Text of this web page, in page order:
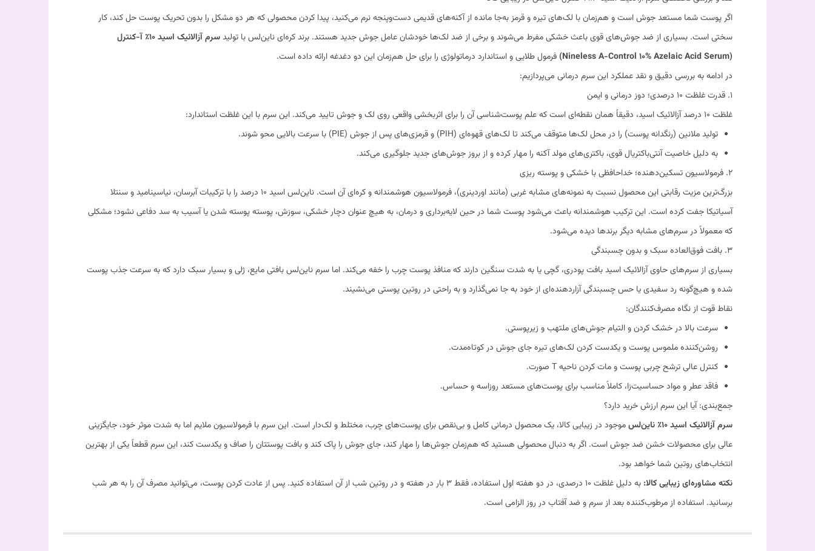
اگر پوست شما مستعد جوش است و هم‌زمان با لک‌های تیره و قرمز به‌جا مانده از آکنه‌های قدیمی دست‌وپنجه نرم می‌کنید، پیدا کردن محصولی که هر دو مشکل را بدون تحریک پوست حل کند، کار
سختی است. بسیاری از ضد جوش‌های قوی باعث خشکی مفرط می‌شوند و برخی از ضد لک‌ها خودشان عامل جوش جدید هستند. برند کره‌ای ناین‌لس با تولید
سرم آزالائیک اسید ۱۰٪ آ-کنترل
(Nineless A-Control 10% Azelaic Acid Serum)
فرمول طلایی و استاندارد درماتولوژی را برای حل هم‌زمان این دو دغدغه ارائه داده است.
در ادامه به بررسی دقیق و نقد عملکرد این سرم درمانی می‌پردازیم:
۱. قدرت غلظت ۱۰ درصدی؛ دوز درمانی و ایمن
غلظت ۱۰ درصد آزالائیک اسید، دقیقاً همان نقطه‌ای است که علم پوست‌شناسی آن را برای اثربخشی واقعی روی لک و جوش تایید می‌کند. این سرم با این غلظت استاندارد:
تولید ملانین (رنگدانه پوست) را در محل لک‌ها متوقف می‌کند تا لک‌های قهوه‌ای (PIH) و قرمزی‌های پس از جوش (PIE) با سرعت بالایی محو شوند.
به دلیل خاصیت آنتی‌باکتریال قوی، باکتری‌های مولد آکنه را مهار کرده و از بروز جوش‌های جدید جلوگیری می‌کند.
۲. فرمولاسیون تسکین‌دهنده؛ خداحافظی با خشکی و پوسته ریزی
بزرگ‌ترین مزیت رقابتی این محصول نسبت به نمونه‌های مشابه غربی (مانند اوردینری)، فرمولاسیون هوشمندانه و کره‌ای آن است. ناین‌لس اسید ۱۰ درصد را با ترکیبات آبرسان، نیاسینامید و سنتلا
آسیاتیکا جفت کرده است. این ترکیب هوشمندانه باعث می‌شود پوست شما در حین لایه‌برداری و درمان، به هیچ عنوان دچار خشکی، سوزش، پوسته پوسته شدن یا آسیب به سد دفاعی نشود؛ مشکلی
که معمولاً در سرم‌های مشابه دیگر برندها دیده می‌شود.
۳. بافت فوق‌العاده سبک و بدون چسبندگی
بسیاری از سرم‌های حاوی آزالائیک اسید بافت پودری، گچی یا به شدت سنگین دارند که منافذ پوست چرب را خفه می‌کند. اما سرم ناین‌لس بافتی مایع، ژلی و بسیار سبک دارد که به سرعت جذب پوست
شده و هیچ‌گونه رد سفیدی یا حس چسبندگی آزاردهنده‌ای از خود به جا نمی‌گذارد و به راحتی در روتین پوستی می‌نشیند.
نقاط قوت از نگاه مصرف‌کنندگان:
سرعت بالا در خشک کردن و التیام جوش‌های ملتهب و زیرپوستی.
روشن‌کننده ملموس پوست و یکدست کردن لک‌های تیره جای جوش در کوتاه‌مدت.
کنترل عالی ترشح چربی پوست و مات کردن ناحیه T صورت.
فاقد عطر و مواد حساسیت‌زا، کاملاً مناسب برای پوست‌های مستعد روزاسه و حساس.
جمع‌بندی: آیا این سرم ارزش خرید دارد؟
سرم آزالائیک اسید ۱۰٪ ناین‌لس
موجود در زیبایی کالا، یک محصول درمانی کامل و بی‌نقص برای پوست‌های چرب، مختلط و لک‌دار است. این سرم با فرمولاسیون ملایم اما به شدت موثر خود، جایگزینی
عالی برای محصولات خشن ضد جوش است. اگر به دنبال محصولی هستید که هم‌زمان جوش‌ها را مهار کند، جای جوش را پاک کند و بافت پوستتان را صاف و یکدست کند، این سرم قطعاً یکی از بهترین
انتخاب‌های روتین شما خواهد بود.
نکته مشاوره‌ای زیبایی کالا:
به دلیل غلظت ۱۰ درصدی، در دو هفته اول استفاده، فقط ۳ بار در هفته و در روتین شب از آن استفاده کنید. پس از عادت کردن پوست، می‌توانید مصرف آن را به هر شب
برسانید. استفاده از مرطوب‌کننده بعد از سرم و ضد آفتاب در روز الزامی است.